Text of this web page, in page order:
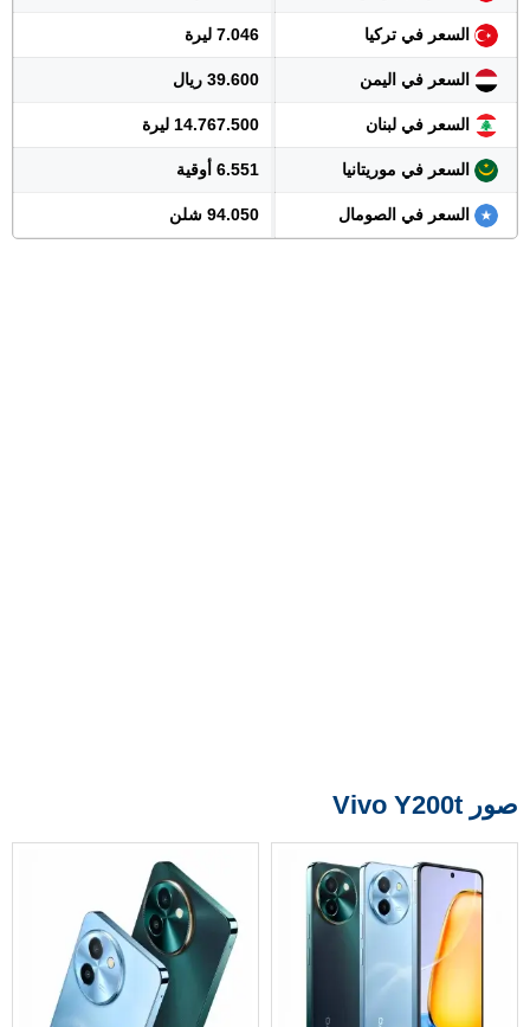
السعر في تركيا 7.046 ليرة
السعر في اليمن 39.600 ريال
السعر في لبنان 14.767.500 ليرة
السعر في موريتانيا 6.551 أوقية
السعر في الصومال 94.050 شلن
صور Vivo Y200t